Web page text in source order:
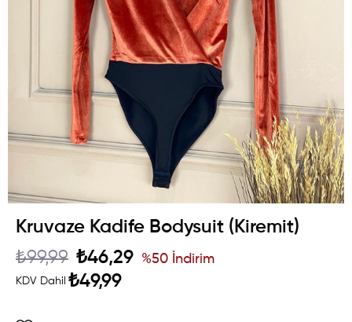
Kruvaze Kadife Bodysuit (Kiremit)
₺99,99 ₺46,29
KDV Dahil ₺49,99
%50 İndirim